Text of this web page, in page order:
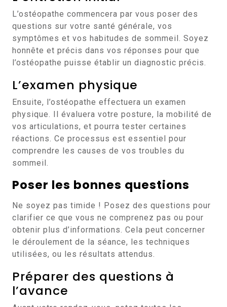
L’ostéopathe commencera par vous poser des
questions sur votre santé générale, vos
symptômes et vos habitudes de sommeil. Soyez
honnête et précis dans vos réponses pour que
l’ostéopathe puisse établir un diagnostic précis.
L’examen physique
Ensuite, l’ostéopathe effectuera un examen
physique. Il évaluera votre posture, la mobilité de
vos articulations, et pourra tester certaines
réactions. Ce processus est essentiel pour
comprendre les causes de vos troubles du
sommeil.
Poser les bonnes questions
Ne soyez pas timide ! Posez des questions pour
clarifier ce que vous ne comprenez pas ou pour
obtenir plus d’informations. Cela peut concerner
le déroulement de la séance, les techniques
utilisées, ou les résultats attendus.
Préparer des questions à
l’avance